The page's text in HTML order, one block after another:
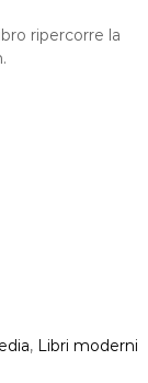
ripercorre la
, Libri moderni